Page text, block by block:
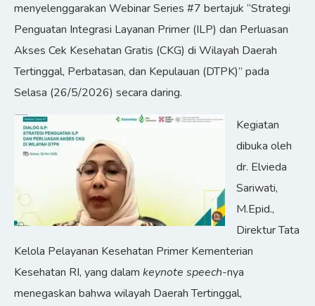
menyelenggarakan Webinar Series #7 bertajuk “Strategi
Penguatan Integrasi Layanan Primer (ILP) dan Perluasan
Akses Cek Kesehatan Gratis (CKG) di Wilayah Daerah
Tertinggal, Perbatasan, dan Kepulauan (DTPK)” pada
Selasa (26/5/2026) secara daring.
Kegiatan
dibuka oleh
dr. Elvieda
Sariwati,
M.Epid.,
Direktur Tata
Kelola Pelayanan Kesehatan Primer Kementerian
Kesehatan RI, yang dalam keynote speech-nya
menegaskan bahwa wilayah Daerah Tertinggal,